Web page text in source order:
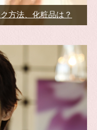
方法、化粧品は？